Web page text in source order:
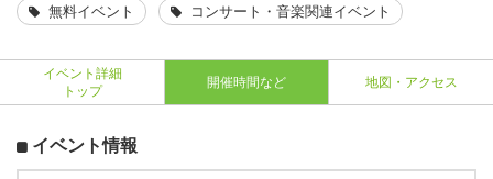
無料イベント コンサート・音楽関連イベント
イベント詳細
トップ
開催時間など 地図・アクセス
イベント情報